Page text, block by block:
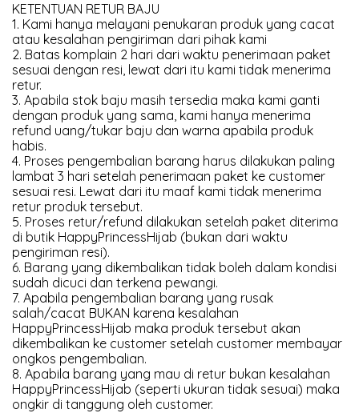
KETENTUAN RETUR BAJU
1. Kami hanya melayani penukaran produk yang cacat
atau kesalahan pengiriman dari pihak kami
2. Batas komplain 2 hari dari waktu penerimaan paket
sesuai dengan resi, lewat dari itu kami tidak menerima
retur.
3. Apabila stok baju masih tersedia maka kami ganti
dengan produk yang sama, kami hanya menerima
refund uang/tukar baju dan warna apabila produk
habis.
4. Proses pengembalian barang harus dilakukan paling
lambat 3 hari setelah penerimaan paket ke customer
sesuai resi. Lewat dari itu maaf kami tidak menerima
retur produk tersebut.
5. Proses retur/refund dilakukan setelah paket diterima
di butik HappyPrincessHijab (bukan dari waktu
pengiriman resi).
6. Barang yang dikembalikan tidak boleh dalam kondisi
sudah dicuci dan terkena pewangi.
7. Apabila pengembalian barang yang rusak
salah/cacat BUKAN karena kesalahan
HappyPrincessHijab maka produk tersebut akan
dikembalikan ke customer setelah customer membayar
ongkos pengembalian.
8. Apabila barang yang mau di retur bukan kesalahan
HappyPrincessHijab (seperti ukuran tidak sesuai) maka
ongkir di tanggung oleh customer.